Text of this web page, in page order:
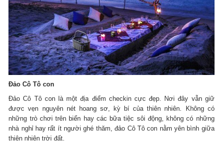
Đảo Cô Tô con
Đảo Cô Tô conlà một địa điểm checkin cực đẹp. Nơi đây vẫn giữ
được vẹn nguyên nét hoang sơ, kỳ bí của thiên nhiên. Không có
những trò chơi trên biển hay các bữa tiệc sôi động, không có những
nhà nghỉ hay rất ít người ghé thăm, đảo Cô Tô con nằm yên bình giữa
thiên nhiên trời đất.